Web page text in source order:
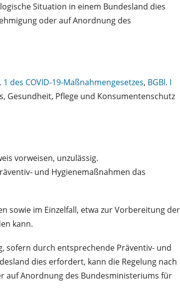
Situation in einem Bundesland dies
oder auf Anordnung des
1 des COVID-19-Maßnahmengesetzes, BGBl. I
Gesundheit, Pflege und Konsumentenschutz
vorweisen, unzulässig.
und Hygienemaßnahmen das
sowie im Einzelfall, etwa zur Vorbereitung der
kann.
sofern durch entsprechende Präventiv- und
dies erfordert, kann die Regelung nach
auf Anordnung des Bundesministeriums für